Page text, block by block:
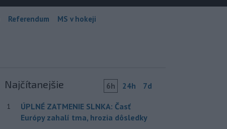
Referendum MS v hokeji
Najčítanejšie 6h 24h 7d
1
ÚPLNÉ ZATMENIE SLNKA: Časť
Európy zahalí tma, hrozia dôsledky